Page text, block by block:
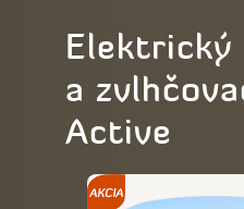
Elektrický
a
Active